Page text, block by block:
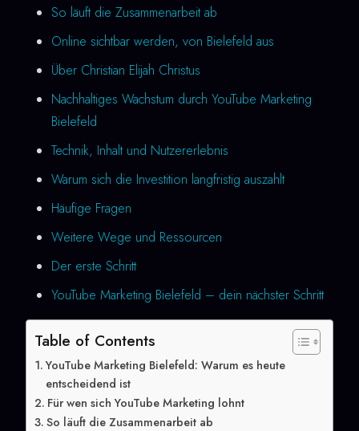
So läuft die Zusammenarbeit ab
Online sichtbar werden, von Bielefeld aus
Über Christian Elijah Christus
Nachhaltiges Wachstum durch YouTube Marketing
Bielefeld
Technik, Inhalt und Nutzererlebnis
Warum sich die Investition langfristig auszahlt
Häufige Fragen
Weitere Wege und Ressourcen
Der erste Schritt
YouTube Marketing Bielefeld – dein nächster Schritt
Table of Contents
YouTube Marketing Bielefeld: Warum es heute
entscheidend ist
Für wen sich YouTube Marketing lohnt
So läuft die Zusammenarbeit ab